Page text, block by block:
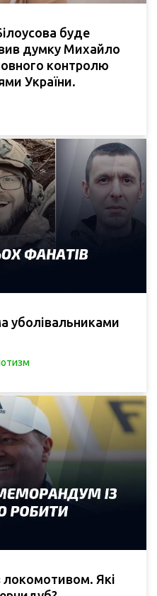
буде
думку Михайло
контролю
України.
уболівальниками
локомотивом. Які